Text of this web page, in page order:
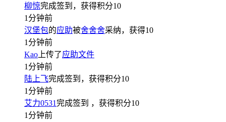
柳惊完成签到，获得积分10
1分钟前
汉堡包的应助被舍舍舍采纳，获得10
1分钟前
Kao 上传了应助文件
1分钟前
陆上飞完成签到，获得积分10
1分钟前
艾力0531完成签到 ，获得积分10
1分钟前